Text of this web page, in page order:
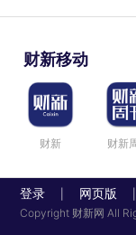
财新移动
财新 财新
登录 网页版
Copyright 财新网 All